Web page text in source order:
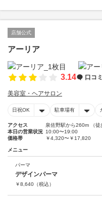
店舗公式
アーリア
3.14 口コミ
美容室・ヘアサロン
日祝OK 駐車場有
アクセス
泉佐野駅から260m （徒
本日の営業状況 10:00〜19:00
価格帯
￥4,320〜￥17,820
メニュー
パーマ
デザインパーマ
￥8,640 （税込）